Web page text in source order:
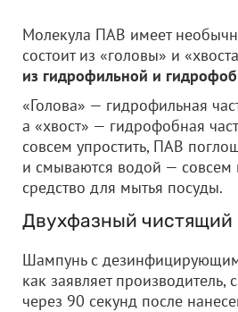
Молекула ПАВ имеет
состоит из «головы» и
из гидрофильной и
«Голова» — гидрофильная
а «хвост» — гидрофобная
совсем упростить, ПАВ
и смываются водой — совсем
средство для мытья посуды.
Двухфазный чистящий
Шампунь с
как заявляет производитель,
через 90 секунд после